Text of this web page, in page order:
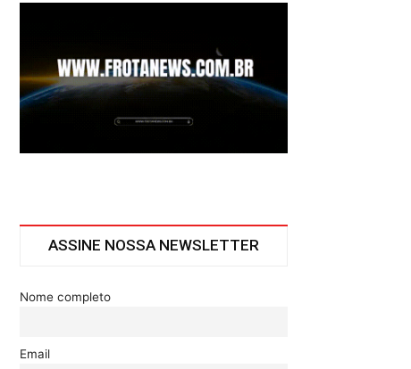
ASSINE NOSSA NEWSLETTER
Nome completo
Email